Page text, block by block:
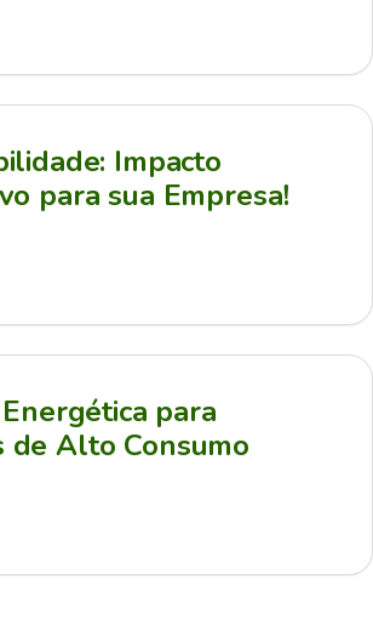
Impacto
para sua Empresa!
para
de Alto Consumo